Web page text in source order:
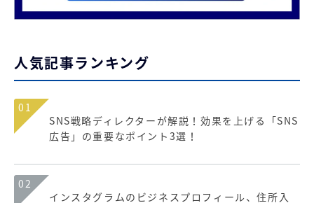
人気記事ランキング
01
SNS戦略ディレクターが解説！効果を上げる「SNS
広告」の重要なポイント3選！
02
インスタグラムのビジネスプロフィール、住所入